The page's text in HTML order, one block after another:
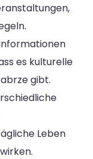
es kulturelle
gibt.
Leben